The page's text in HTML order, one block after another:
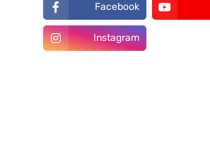
Facebook
Instagram